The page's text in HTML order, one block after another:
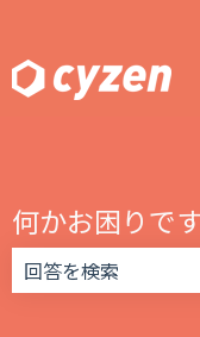
何かお困りで